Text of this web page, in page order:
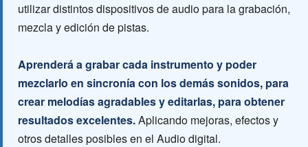
utilizar distintos dispositivos de audio para la grabación,
mezcla y edición de pistas.
Aprenderá a grabar cada instrumento y poder
mezclarlo en sincronía con los demás sonidos, para
crear melodías agradables y editarlas, para obtener
resultados excelentes.Aplicando mejoras, efectos y
otros detalles posibles en el Audio digital.